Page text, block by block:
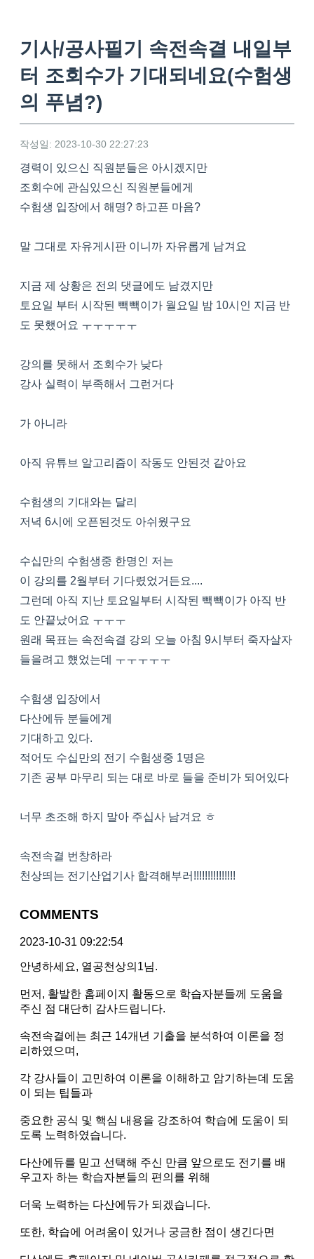
기사/공사필기 속전속결 내일부
터 조회수가 기대되네요(수험생
의 푸념?)
작성일: 2023-10-30 22:27:23
경력이 있으신 직원분들은 아시겠지만
조회수에 관심있으신 직원분들에게
수험생 입장에서 해명? 하고픈 마음?
말 그대로 자유게시판 이니까 자유롭게 남겨요
지금 제 상황은 전의 댓글에도 남겼지만
토요일 부터 시작된 빽빽이가 월요일 밤 10시인 지금 반
도 못했어요 ㅜㅜㅜㅜㅜ
강의를 못해서 조회수가 낮다
강사 실력이 부족해서 그런거다
가 아니라
아직 유튜브 알고리즘이 작동도 안된것 같아요
수험생의 기대와는 달리
저녁 6시에 오픈된것도 아쉬웠구요
수십만의 수험생중 한명인 저는
이 강의를 2월부터 기다렸었거든요....
그런데 아직 지난 토요일부터 시작된 빽빽이가 아직 반
도 안끝났어요 ㅜㅜㅜ
원래 목표는 속전속결 강의 오늘 아침 9시부터 죽자살자
들을려고 헀었는데 ㅜㅜㅜㅜㅜ
수험생 입장에서
다산에듀 분들에게
기대하고 있다.
적어도 수십만의 전기 수험생중 1명은
기존 공부 마무리 되는 대로 바로 들을 준비가 되어있다
너무 초조해 하지 말아 주십사 남겨요 ㅎ
속전속결 번창하라
천상띄는 전기산업기사 합격해부러!!!!!!!!!!!!!!!
COMMENTS
2023-10-31 09:22:54
안녕하세요, 열공천상의1님.
먼저, 활발한 홈페이지 활동으로 학습자분들께 도움을
주신 점 대단히 감사드립니다.
속전속결에는 최근 14개년 기출을 분석하여 이론을 정
리하였으며,
각 강사들이 고민하여 이론을 이해하고 암기하는데 도움
이 되는 팁들과
중요한 공식 및 핵심 내용을 강조하여 학습에 도움이 되
도록 노력하였습니다.
다산에듀를 믿고 선택해 주신 만큼 앞으로도 전기를 배
우고자 하는 학습자분들의 편의를 위해
더욱 노력하는 다산에듀가 되겠습니다.
또한, 학습에 어려움이 있거나 궁금한 점이 생긴다면